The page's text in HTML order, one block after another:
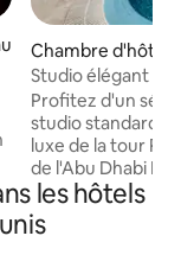
Chambre d'hôtel
iStudio élégant à
piscine et salle de
Profitez d'un
studio standard
luxe de la tour
de l'Abu Dhabi
de sport. Conçu
voyageurs
vacanciers, le
les hôtels